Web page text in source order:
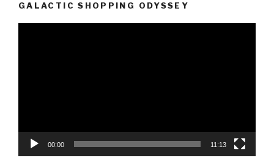
GALACTIC SHOPPING ODYSSEY
00:00 11:13